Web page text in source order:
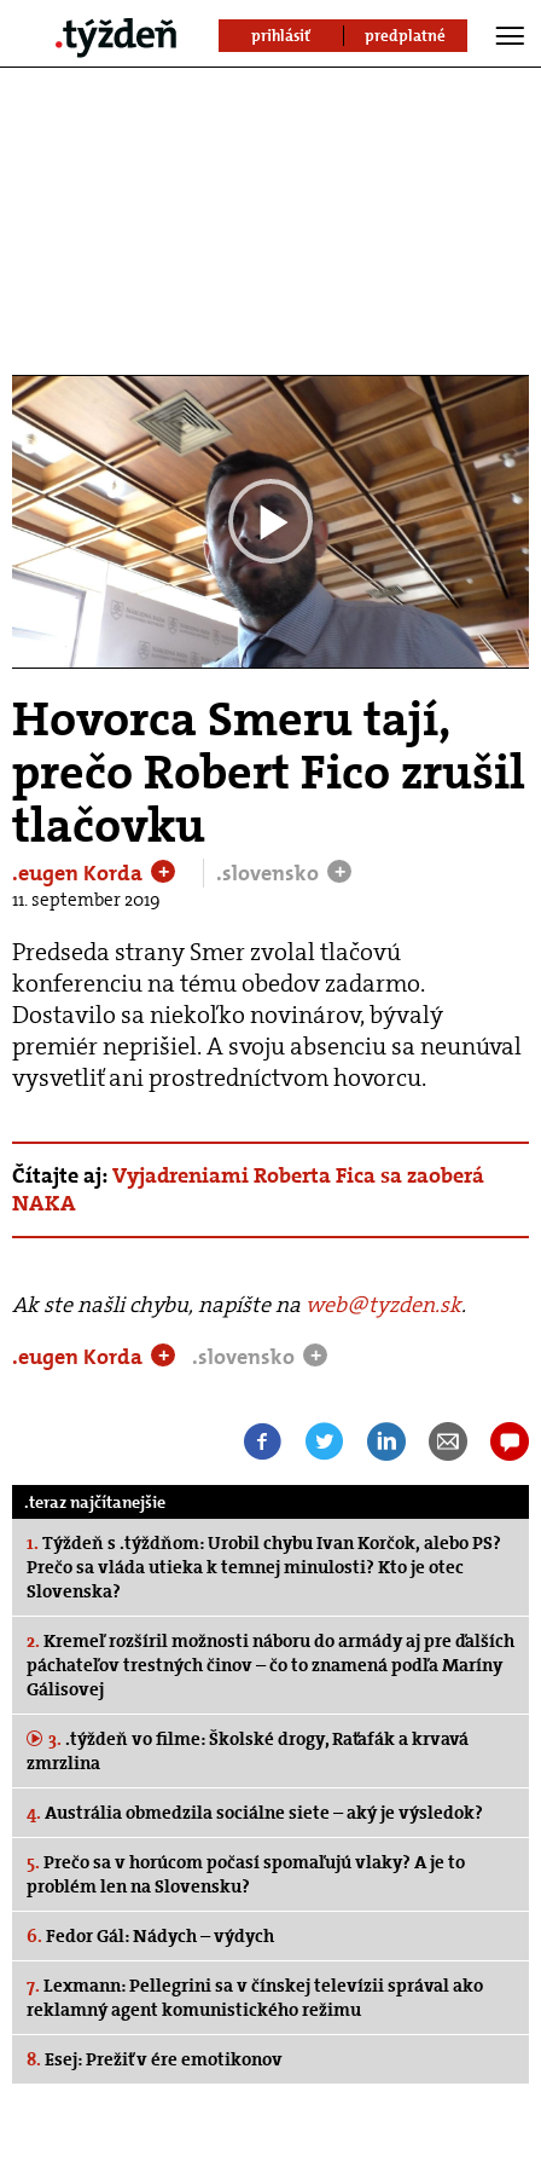
prihlásiť predplatné
Play
Video
Hovorca Smeru tají,
prečo Robert Fico zrušil
tlačovku
.eugen Korda + .slovensko +
11. september 2019
Predseda strany Smer zvolal tlačovú
konferenciu na tému obedov zadarmo.
Dostavilo sa niekoľko novinárov, bývalý
premiér neprišiel. A svoju absenciu sa neunúval
vysvetliť ani prostredníctvom hovorcu.
Čítajte aj:Vyjadreniami Roberta Fica sa zaoberá
NAKA
Ak ste našli chybu, napíšte na web@tyzden.sk.
.eugen Korda
+ .slovensko +
.teraz najčítanejšie
1. Týždeň s .týždňom: Urobil chybu Ivan Korčok, alebo PS?
Prečo sa vláda utieka k temnej minulosti? Kto je otec
Slovenska?
2. Kremeľ rozšíril možnosti náboru do armády aj pre ďalších
páchateľov trestných činov – čo to znamená podľa Maríny
Gálisovej
3. .týždeň vo filme: Školské drogy, Raťafák a krvavá
zmrzlina
4. Austrália obmedzila sociálne siete – aký je výsledok?
5. Prečo sa v horúcom počasí spomaľujú vlaky? A je to
problém len na Slovensku?
6. Fedor Gál: Nádych – výdych
7. Lexmann: Pellegrini sa v čínskej televízii správal ako
reklamný agent komunistického režimu
8. Esej: Prežiť v ére emotikonov